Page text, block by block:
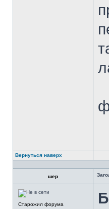
Вернуться наверх
шер
Старожил форума